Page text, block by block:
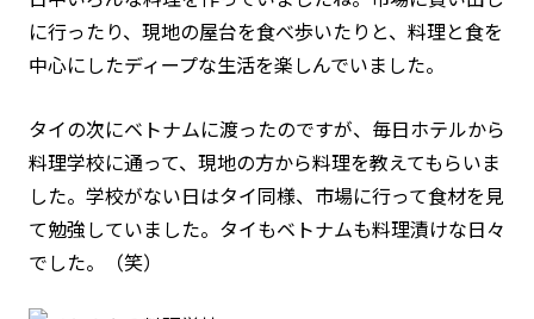
に行ったり、現地の屋台を食べ歩いたりと、料理と食を
中心にしたディープな生活を楽しんでいました。
タイの次にベトナムに渡ったのですが、毎日ホテルから
料理学校に通って、現地の方から料理を教えてもらいま
した。学校がない日はタイ同様、市場に行って食材を見
て勉強していました。タイもベトナムも料理漬けな日々
でした。（笑）